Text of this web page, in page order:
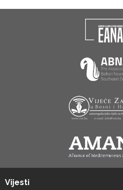
Vijesti